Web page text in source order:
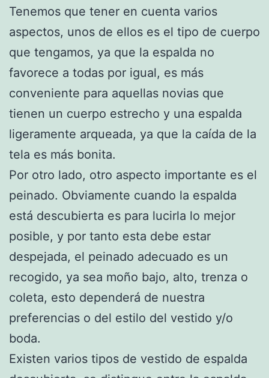
Tenemos que tener en cuenta varios
aspectos, unos de ellos es el tipo de cuerpo
que tengamos, ya que la espalda no
favorece a todas por igual, es más
conveniente para aquellas novias que
tienen un cuerpo estrecho y una espalda
ligeramente arqueada, ya que la caída de la
tela es más bonita.
Por otro lado, otro aspecto importante es el
peinado. Obviamente cuando la espalda
está descubierta es para lucirla lo mejor
posible, y por tanto esta debe estar
despejada, el peinado adecuado es un
recogido, ya sea moño bajo, alto, trenza o
coleta, esto dependerá de nuestra
preferencias o del estilo del vestido y/o
boda.
Existen varios tipos de vestido de espalda